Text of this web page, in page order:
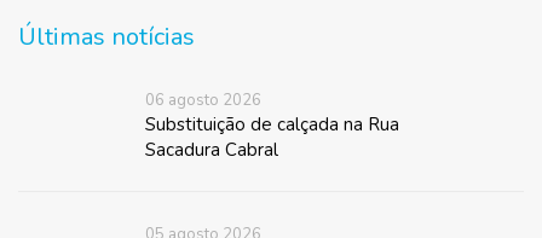
Últimas notícias
06 agosto 2026
Substituição de calçada na Rua
Sacadura Cabral